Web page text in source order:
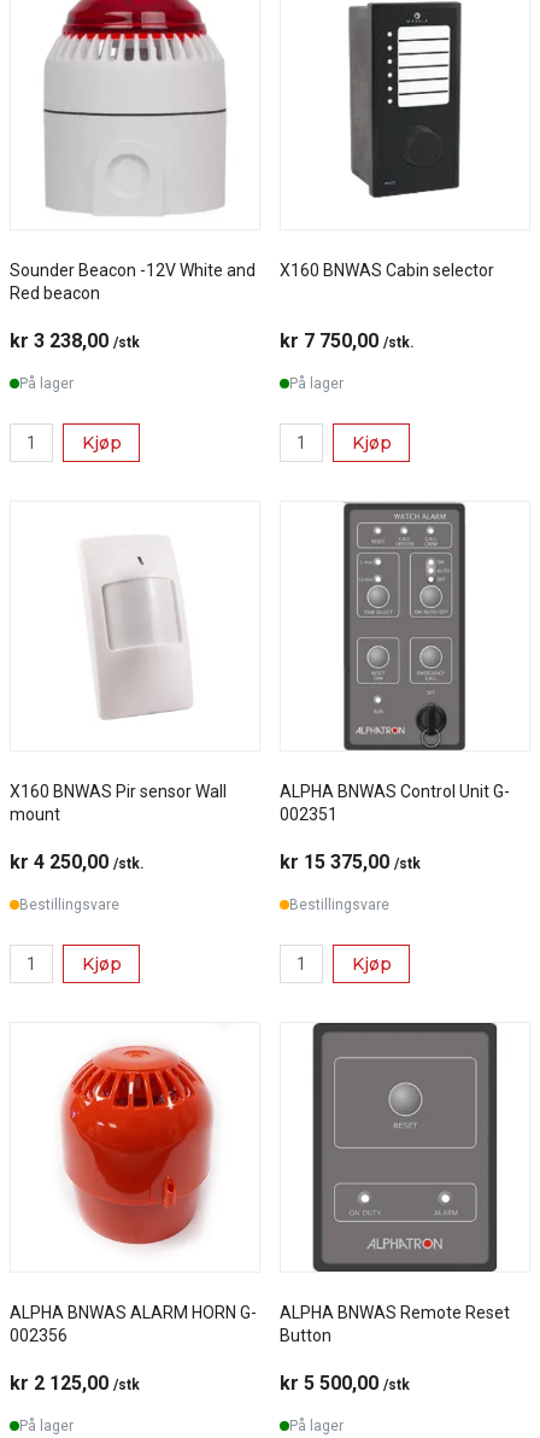
Sounder Beacon -12V White and
Red beacon
kr 3 238,00 /stk
På lager
Kjøp
X160 BNWAS Cabin selector
kr 7 750,00 /stk.
På lager
Kjøp
X160 BNWAS Pir sensor Wall
mount
kr 4 250,00 /stk.
Bestillingsvare
Kjøp
ALPHA BNWAS Control Unit G-
002351
kr 15 375,00 /stk
Bestillingsvare
Kjøp
ALPHA BNWAS ALARM HORN G-
002356
kr 2 125,00 /stk
På lager
ALPHA BNWAS Remote Reset
Button
kr 5 500,00 /stk
På lager